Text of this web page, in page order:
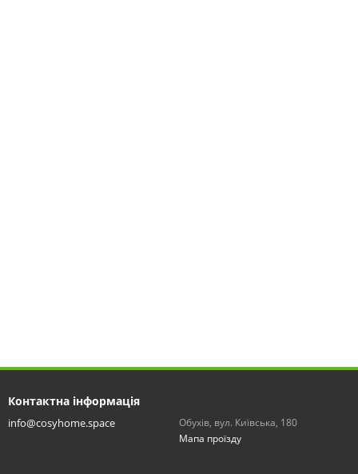
Контактна інформація
info@cosyhome.space
Обухів, вул. Київська, 180
Мапа проїзду